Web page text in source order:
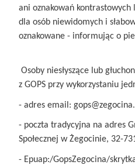
ani oznakowań
dla osób niewidomych i
oznakowane - informując o
Osoby niesłyszące lub
z GOPS przy wykorzystaniu
- adres email:
- poczta tradycyjna na adres
Społecznej w Żegocinie, 32-
- Epuap:/GopsZegocina/